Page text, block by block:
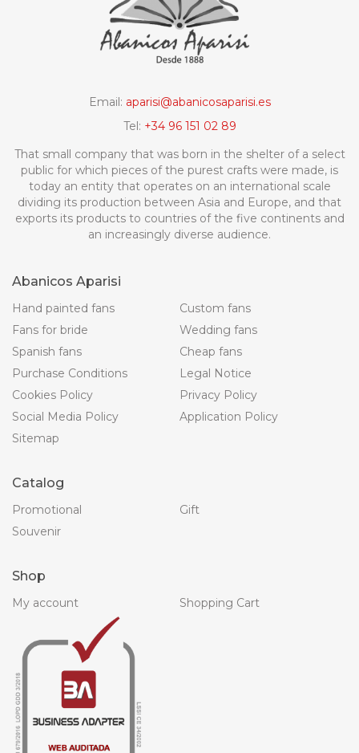
Email: aparisi@abanicosaparisi.es
Tel: +34 96 151 02 89
That small company that was born in the shelter of a select
public for which pieces of the purest crafts were made, is
today an entity that operates on an international scale
dividing its production between Asia and Europe, and that
exports its products to countries of the five continents and
an increasingly diverse audience.
Abanicos Aparisi
Hand painted fans
Custom fans
Fans for bride
Wedding fans
Spanish fans
Cheap fans
Purchase Conditions
Legal Notice
Cookies Policy
Privacy Policy
Social Media Policy
Application Policy
Sitemap
Catalog
Promotional
Gift
Souvenir
Shop
My account Shopping Cart